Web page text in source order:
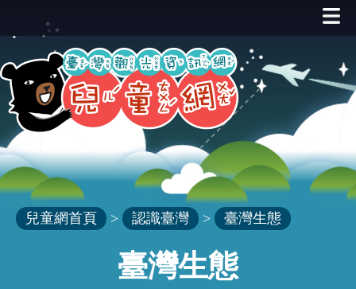
到
要
內
區
塊
兒童網首頁 > 認識臺灣 > 臺灣生態
臺灣生態